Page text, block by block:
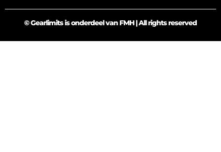
© Gearlimits is onderdeel van FMH | All rights reserved